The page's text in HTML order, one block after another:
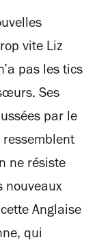
vite Liz
pas les tics
Ses
par le
ressemblent
ne résiste
nouveaux
Anglaise
qui